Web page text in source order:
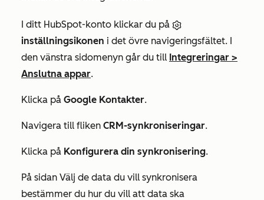
I ditt HubSpot-konto klickar du på
inställningsikonen i det övre navigeringsfältet. I
den vänstra sidomenyn går du till Integreringar >
Anslutna appar.
Klicka på Google Kontakter.
Navigera till fliken CRM-synkroniseringar.
Klicka på Konfigurera din synkronisering.
På sidan Välj de data du vill synkronisera
bestämmer du hur du vill att data ska